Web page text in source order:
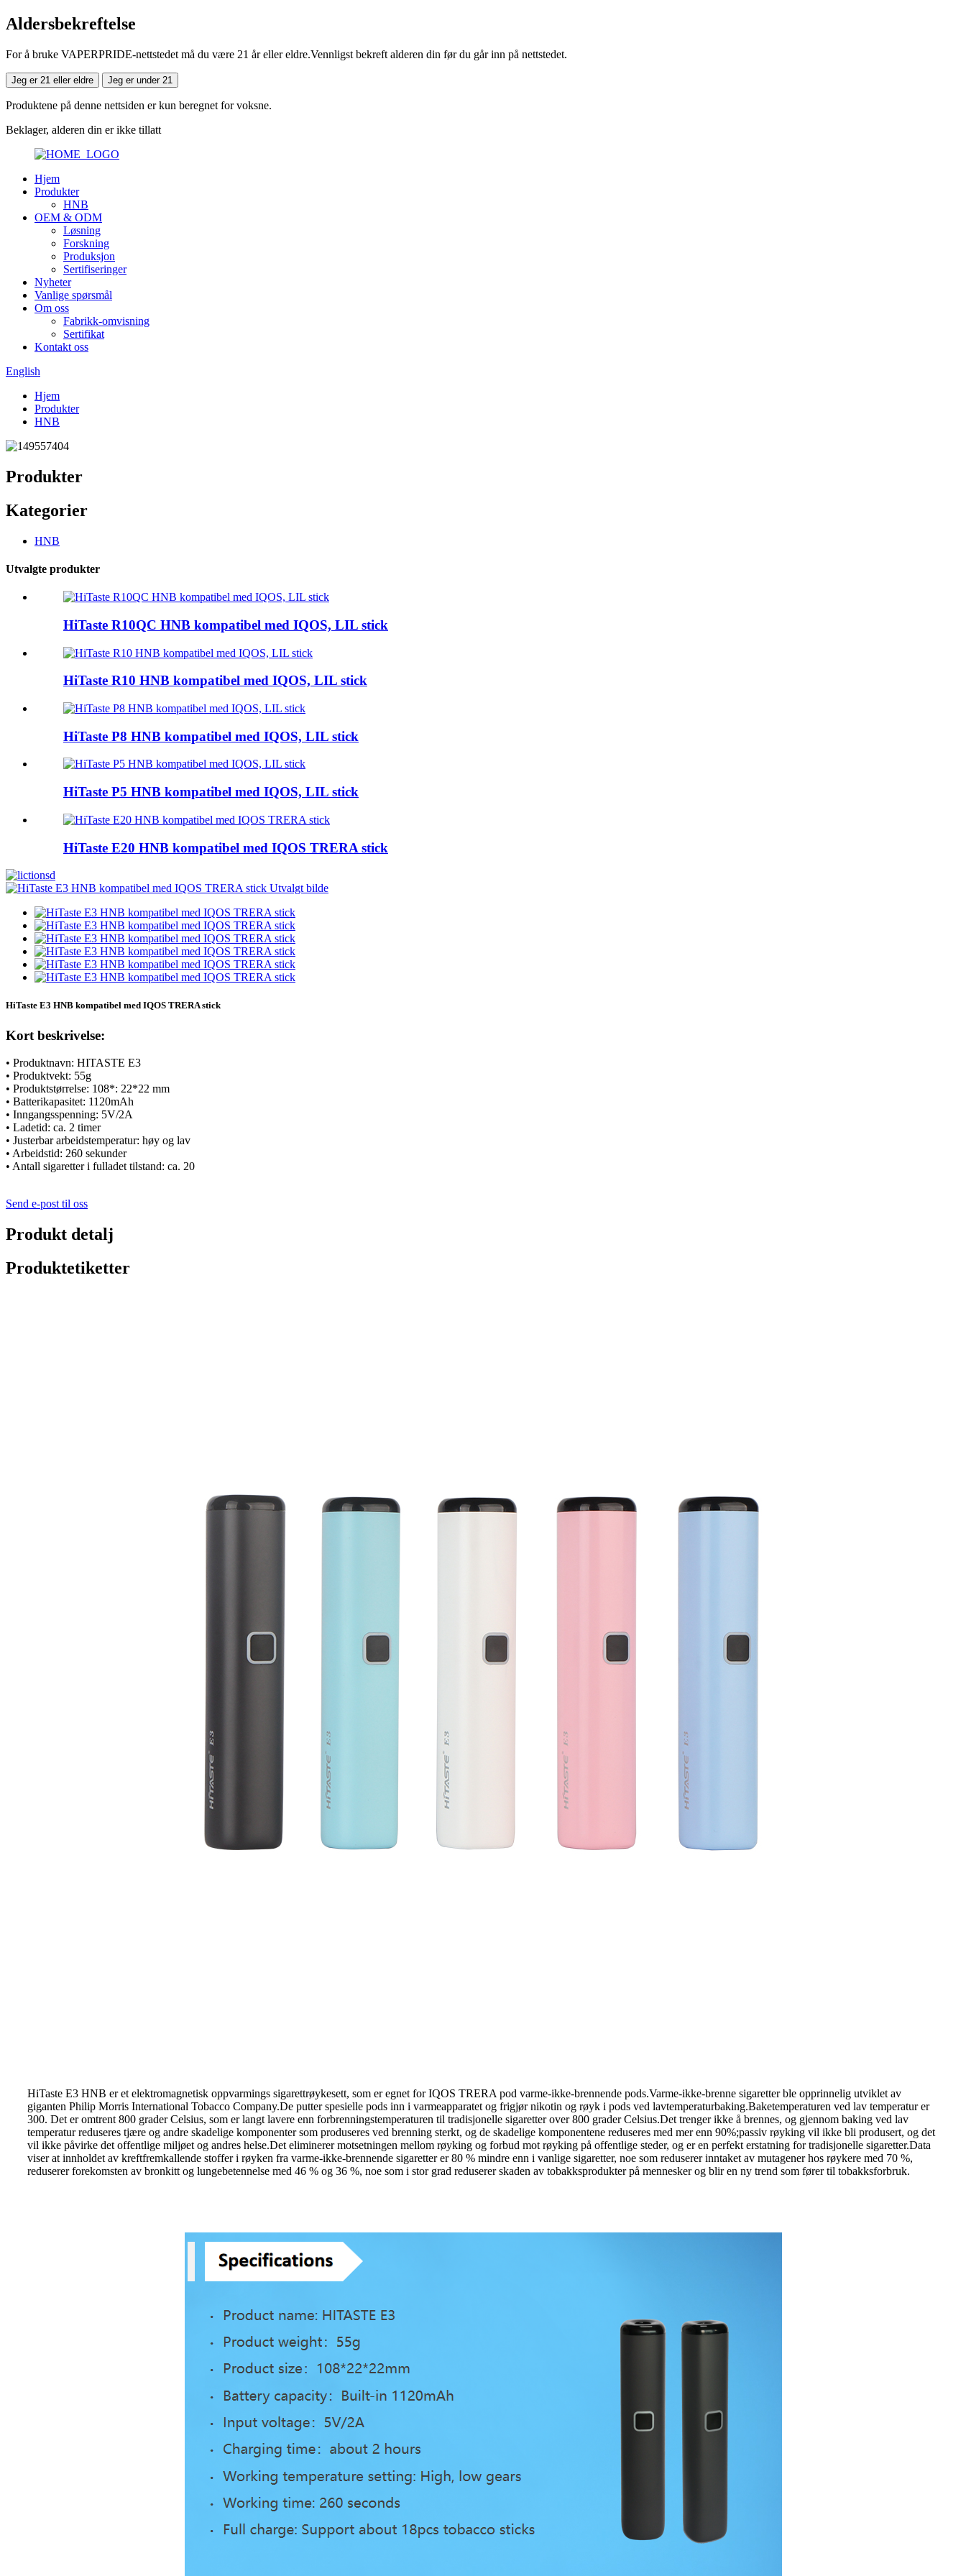
Aldersbekreftelse
For å bruke VAPERPRIDE-nettstedet må du være 21 år eller eldre.Vennligst bekreft alderen din før du går inn på nettstedet.
Jeg er 21 eller eldre Jeg er under 21
Produktene på denne nettsiden er kun beregnet for voksne.
Beklager, alderen din er ikke tillatt
Hjem
Produkter
HNB
OEM & ODM
Løsning
Forskning
Produksjon
Sertifiseringer
Nyheter
Vanlige spørsmål
Om oss
Fabrikk-omvisning
Sertifikat
Kontakt oss
English
Hjem
Produkter
HNB
Produkter
Kategorier
HNB
Utvalgte produkter
HiTaste R10QC HNB kompatibel med IQOS, LIL stick
HiTaste R10 HNB kompatibel med IQOS, LIL stick
HiTaste P8 HNB kompatibel med IQOS, LIL stick
HiTaste P5 HNB kompatibel med IQOS, LIL stick
HiTaste E20 HNB kompatibel med IQOS TRERA stick
HiTaste E3 HNB kompatibel med IQOS TRERA stick
Kort beskrivelse:
• Produktnavn: HITASTE E3
• Produktvekt: 55g
• Produktstørrelse: 108*: 22*22 mm
• Batterikapasitet: 1120mAh
• Inngangsspenning: 5V/2A
• Ladetid: ca. 2 timer
• Justerbar arbeidstemperatur: høy og lav
• Arbeidstid: 260 sekunder
• Antall sigaretter i fulladet tilstand: ca. 20
Send e-post til oss
Produkt detalj
Produktetiketter
HiTaste E3 HNB er et elektromagnetisk oppvarmings sigarettrøykesett, som er egnet for IQOS TRERA pod varme-ikke-brennende pods.Varme-ikke-brenne sigaretter ble opprinnelig utviklet av
giganten Philip Morris International Tobacco Company.De putter spesielle pods inn i varmeapparatet og frigjør nikotin og røyk i pods ved lavtemperaturbaking.Baketemperaturen ved lav temperatur er
300. Det er omtrent 800 grader Celsius, som er langt lavere enn forbrenningstemperaturen til tradisjonelle sigaretter over 800 grader Celsius.Det trenger ikke å brennes, og gjennom baking ved lav
temperatur reduseres tjære og andre skadelige komponenter som produseres ved brenning sterkt, og de skadelige komponentene reduseres med mer enn 90%;passiv røyking vil ikke bli produsert, og det
vil ikke påvirke det offentlige miljøet og andres helse.Det eliminerer motsetningen mellom røyking og forbud mot røyking på offentlige steder, og er en perfekt erstatning for tradisjonelle sigaretter.Data
viser at innholdet av kreftfremkallende stoffer i røyken fra varme-ikke-brennende sigaretter er 80 % mindre enn i vanlige sigaretter, noe som reduserer inntaket av mutagener hos røykere med 70 %,
reduserer forekomsten av bronkitt og lungebetennelse med 46 % og 36 %, noe som i stor grad reduserer skaden av tobakksprodukter på mennesker og blir en ny trend som fører til tobakksforbruk.